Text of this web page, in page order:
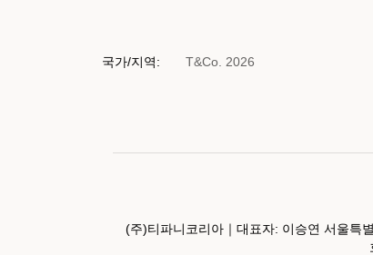
T&Co. 2026
국가/지역:
(주)티파니코리아｜대표자: 이승연 서울특